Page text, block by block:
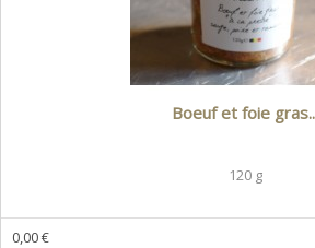
Boeuf et foie
120 g
0,00 €